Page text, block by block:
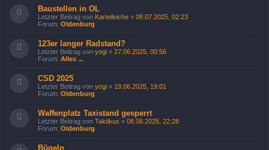
Baustellen in OL
Letzter Beitrag von Karteileiche » 08.07.2025, 02:23
Forum: Oldenburg
123er langer Radstand?
Letzter Beitrag von yogi » 27.06.2025, 00:56
Forum: Alles ...
CSD 2025
Letzter Beitrag von yogi » 19.06.2025, 19:01
Forum: Oldenburg
Waffenplatz Taxistand gesperrt
Letzter Beitrag von Taktikus » 08.06.2025, 22:28
Forum: Oldenburg
Bügeln